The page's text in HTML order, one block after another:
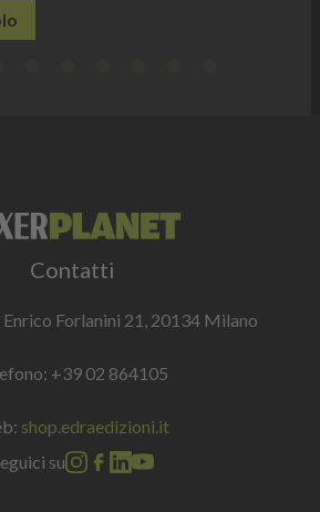
Contatti
Forlanini 21, 20134 Milano
+39 02 864105
shop.edraedizioni.it
su